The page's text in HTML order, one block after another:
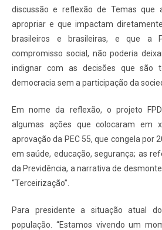
discussão e reflexão de Temas que
apropriar e que impactam
brasileiros e brasileiras, e que a
compromisso social, não poderia
indignar com as decisões que são
democracia sem a participação da
Em nome da reflexão, o projeto
algumas ações que colocaram em
aprovação da PEC 55, que congela por
em saúde, educação, segurança; as
da Previdência, a narrativa de
“Terceirização”.
Para presidente a situação atual
população. “Estamos vivendo um